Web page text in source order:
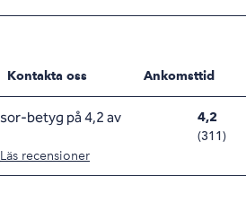
Kontakta oss Ankomsttid
4,2
(311)
Läs recensioner